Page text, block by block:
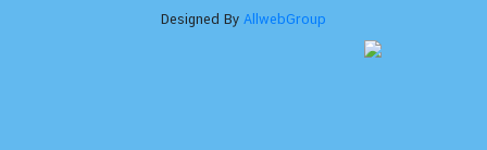
Designed By AllwebGroup